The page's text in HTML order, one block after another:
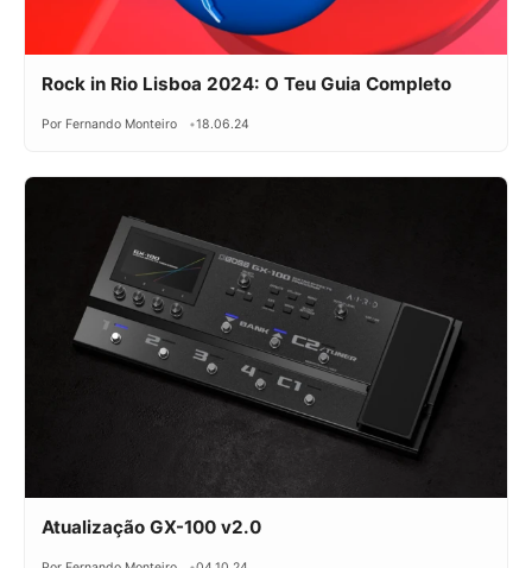
Rock in Rio Lisboa 2024: O Teu Guia Completo
Por Fernando Monteiro 18.06.24
Atualização GX-100 v2.0